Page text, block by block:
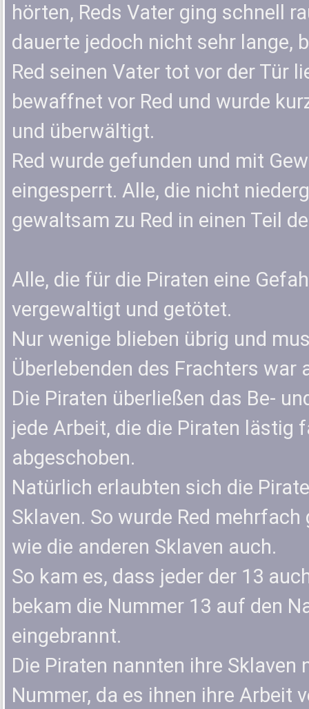
hörten, Reds Vater ging schnell
dauerte jedoch nicht sehr lange,
Red seinen Vater tot vor der Tür
bewaffnet vor Red und wurde
und überwältigt.
Red wurde gefunden und mit
eingesperrt. Alle, die nicht
gewaltsam zu Red in einen Teil
Alle, die für die Piraten eine
vergewaltigt und getötet.
Nur wenige blieben übrig und
Überlebenden des Frachters war
Die Piraten überließen das Be-
jede Arbeit, die die Piraten lästig
abgeschoben.
Natürlich erlaubten sich die
Sklaven. So wurde Red
wie die anderen Sklaven auch.
So kam es, dass jeder der 13
bekam die Nummer 13 auf den
eingebrannt.
Die Piraten nannten ihre
Nummer, da es ihnen ihre Arbeit